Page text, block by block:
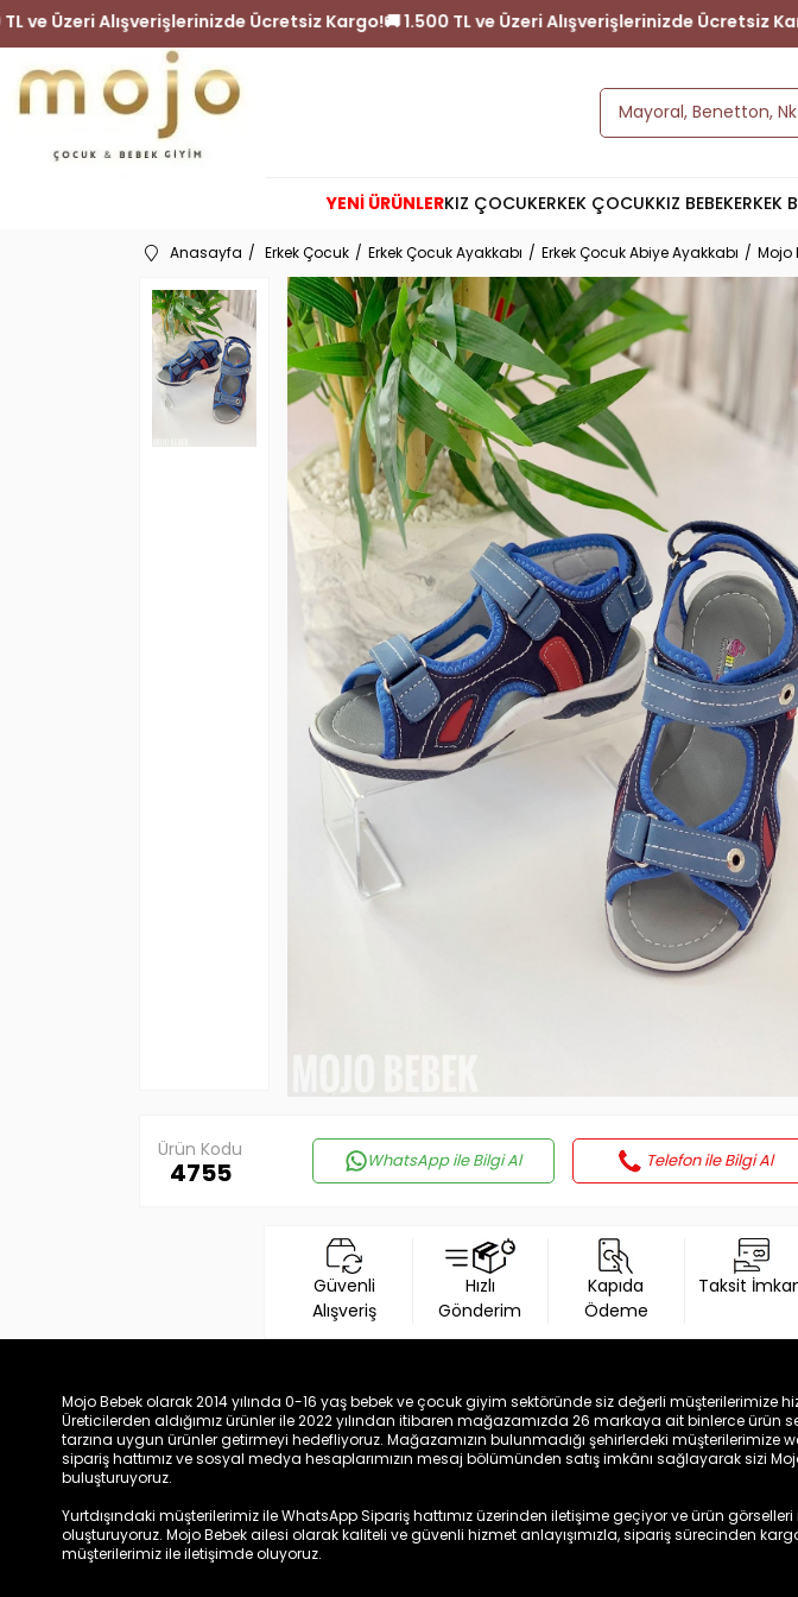
1.500 TL ve Üzeri Alışverişlerinizde Ücretsiz Kargo!🚚 1.500 TL ve Üzeri Alışverişlerinizde
YENİ ÜRÜNLERKIZ ÇOCUKERKEK ÇOCUKKIZ BEBEKERKEK
Anasayfa Erkek Çocuk Erkek Çocuk Ayakkabı Erkek Çocuk Abiye Ayakkabı Mojo
Ürün Kodu
4755 WhatsApp ile Bilgi Al Telefon ile Bilgi Al
Güvenli
Alışveriş
Hızlı
Gönderim
Kapıda
Ödeme
Taksit
Mojo Bebek olarak 2014 yılında 0-16 yaş bebek ve çocuk giyim sektöründe siz değerli müşterilerimize
Üreticilerden aldığımız ürünler ile 2022 yılından itibaren mağazamızda 26 markaya ait binlerce ürün
tarzına uygun ürünler getirmeyi hedefliyoruz. Mağazamızın bulunmadığı şehirlerdeki müşterilerimize
sipariş hattımız ve sosyal medya hesaplarımızın mesaj bölümünden satış imkânı sağlayarak sizi
buluşturuyoruz.
Yurtdışındaki müşterilerimiz ile WhatsApp Sipariş hattımız üzerinden iletişime geçiyor ve ürün
oluşturuyoruz. Mojo Bebek ailesi olarak kaliteli ve güvenli hizmet anlayışımızla, sipariş sürecinden
müşterilerimiz ile iletişimde oluyoruz.